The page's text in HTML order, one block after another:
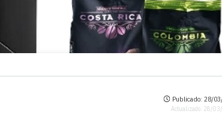
Publicado: 28/
Actualizado: 28/